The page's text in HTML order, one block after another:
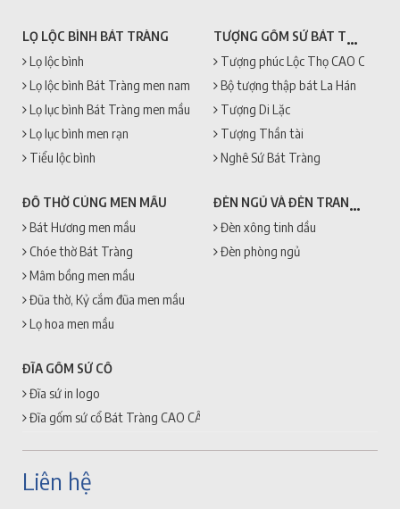
LỌ LỘC BÌNH BÁT TRÀNG
Lọ lộc bình
Lọ lộc bình Bát Tràng men nam
Lọ lục bình Bát Tràng men mầu
Lọ lục bình men rạn
Tiểu lộc bình
TƯỢNG GỐM SỨ BÁT TRÀNG
Tượng phúc Lộc Thọ CAO CẤP +
Bộ tượng thập bát La Hán
Tượng Di Lặc
Tượng Thần tài
Nghê Sứ Bát Tràng
ĐỒ THỜ CÚNG MEN MẦU
Bát Hương men mầu
Chóe thờ Bát Tràng
Mâm bồng men mầu
Đũa thờ, Kỷ cắm đũa men mầu
Lọ hoa men mầu
ĐÈN NGỦ VÀ ĐÈN TRANG TRÍ
Đèn xông tinh dầu
Đèn phòng ngủ
ĐĨA GỐM SỨ CỔ
Đĩa sứ in logo
Đĩa gốm sứ cổ Bát Tràng CAO CẤP + GIÁ RẺ
Liên hệ